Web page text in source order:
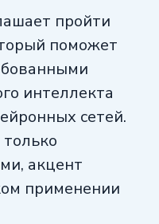
пройти
поможет
интеллекта
сетей.
акцент
применении